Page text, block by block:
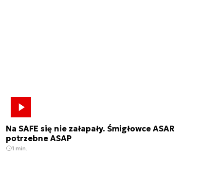
Na SAFE się nie załapały. Śmigłowce ASAR
potrzebne ASAP
1 min.